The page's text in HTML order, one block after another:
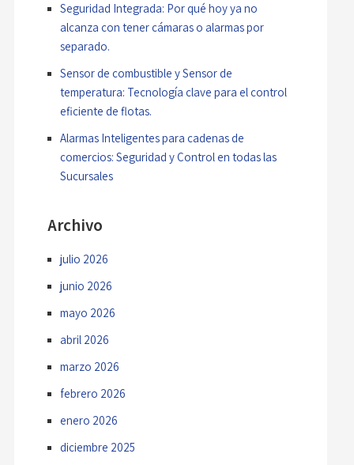
Seguridad Integrada: Por qué hoy ya no
alcanza con tener cámaras o alarmas por
separado.
Sensor de combustible y Sensor de
temperatura: Tecnología clave para el control
eficiente de flotas.
Alarmas Inteligentes para cadenas de
comercios: Seguridad y Control en todas las
Sucursales
Archivo
julio 2026
junio 2026
mayo 2026
abril 2026
marzo 2026
febrero 2026
enero 2026
diciembre 2025